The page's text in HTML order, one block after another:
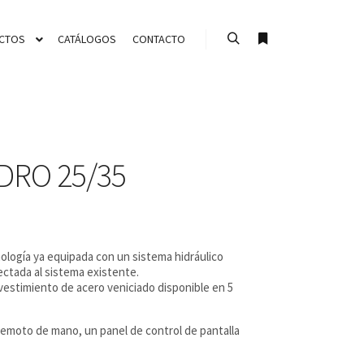
CATÁLOGOS CONTACTO
25/35
ya equipada con un sistema hidráulico
al sistema existente.
de acero veniciado disponible en 5
de mano, un panel de control de pantalla